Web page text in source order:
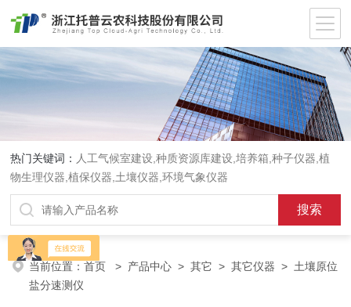
热门关键词： 人工气候室建设,种质资源库建设,培养箱,种子仪器,植
物生理仪器,植保仪器,土壤仪器,环境气象仪器
当前位置：首页 > 产品中心 >其它 >其它仪器 > 土壤原位
盐分速测仪